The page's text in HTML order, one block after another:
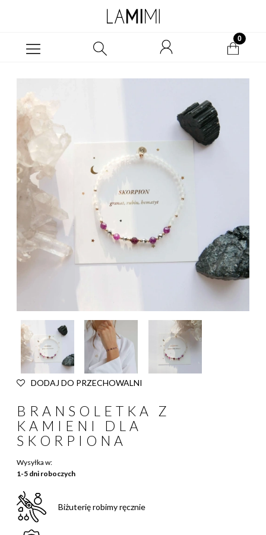
DODAJ DO PRZECHOWALNI
BRANSOLETKA Z
KAMIENI DLA
SKORPIONA
Wysyłka w:
1-5 dni roboczych
Biżuterię robimy ręcznie